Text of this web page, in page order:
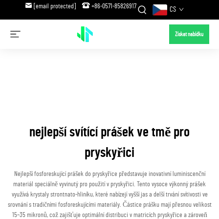
[email protected] +86-0571-85826917 CS
Získat nabídku
nejlepší svítící prášek ve tmě pro
pryskyřici
Nejlepší fosforeskující prášek do pryskyřice představuje inovativní luminiscenční
materiál speciálně vyvinutý pro použití v pryskyřici. Tento vysoce výkonný prášek
využívá krystaly strontnato-hliníku, které nabízejí vyšší jas a delší trvání svítivosti ve
srovnání s tradičními fosforeskujícími materiály. Částice prášku mají přesnou velikost
15–35 mikronů, což zajišťuje optimální distribuci v matricích pryskyřice a zároveň